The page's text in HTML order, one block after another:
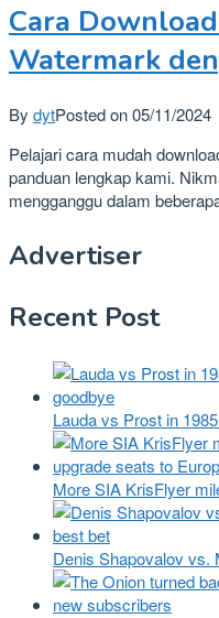
Cara
Watermark
By dytPosted on05/11/2024
Pelajari cara mudah
panduan lengkap kami.
mengganggu dalam
Advertiser
Recent Post
Lauda vs Prost in
More SIA KrisFlyer
Denis Shapovalov